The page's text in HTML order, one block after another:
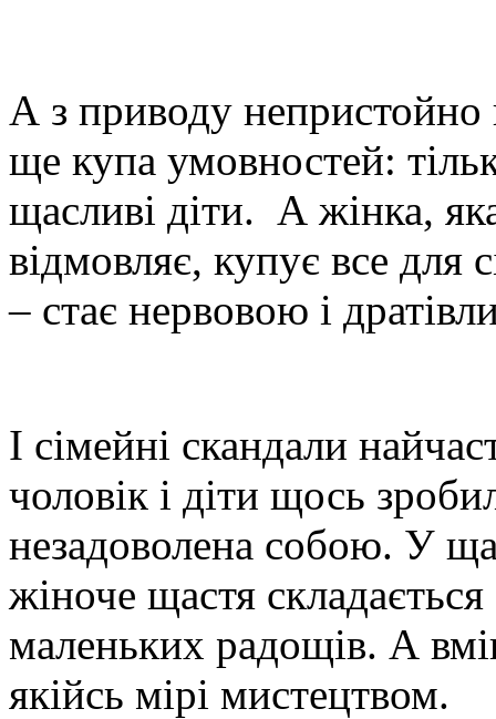
А з приводу непристойно
ще купа умовностей:
щасливі діти. А жінка,
відмовляє, купує все для
– стає нервовою і
І сімейні скандали
чоловік і діти щось
незадоволена собою. У
жіноче щастя складається
маленьких радощів. А
якійсь мірі мистецтвом.